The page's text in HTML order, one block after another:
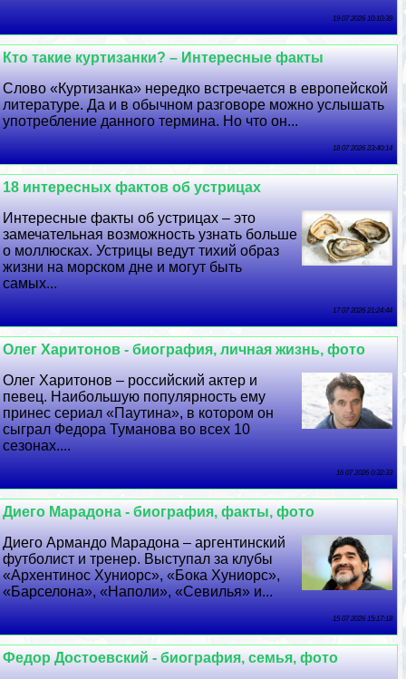
19 07 2026 10:10:39
Кто такие куртизанки? – Интересные факты
Слово «Куртизанка» нередко встречается в европейской
литературе. Да и в обычном разговоре можно услышать
употрeбление данного термина. Но что он...
18 07 2026 23:40:14
18 интересных фактов об устрицах
Интересные факты об устрицах – это
замечательная возможность узнать больше
о моллюсках. Устрицы ведут тихий образ
жизни на морском дне и могут быть
самых...
17 07 2026 21:24:44
Олег Харитонов - биография, личная жизнь, фото
Олег Харитонов – российский актер и
певец. Наибольшую популярность ему
принес сериал «Паутина», в котором он
сыграл Федора Туманова во всех 10
сезонах....
16 07 2026 0:32:33
Диего Марадона - биография, факты, фото
Диего Армaндо Марадона – аргентинский
футболист и тренер. Выступал за клубы
«Архентинос Хуниорс», «Бока Хуниорс»,
«Барселона», «Наполи», «Севилья» и...
15 07 2026 15:17:18
Федор Достоевский - биография, семья, фото